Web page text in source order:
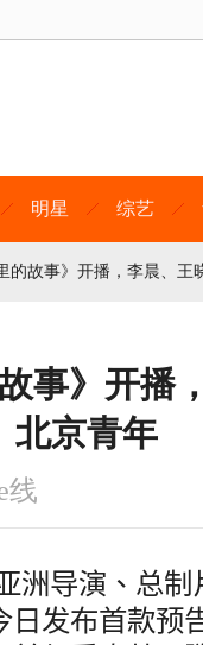
明星 综艺
的故事》开播，李晨、王
事》开播
北京青年
线
洲导演、总
发布首款预